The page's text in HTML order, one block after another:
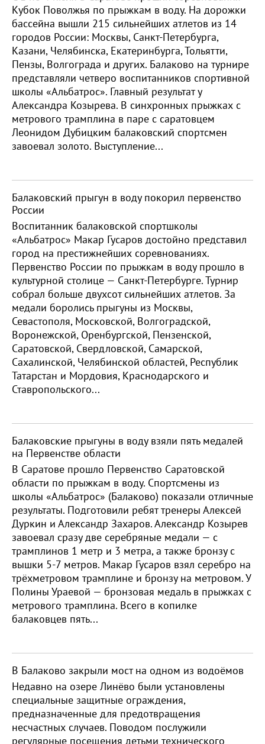
Кубок Поволжья по прыжкам в воду. На дорожки
бассейна вышли 215 сильнейших атлетов из 14
городов России: Москвы, Санкт-Петербурга,
Казани, Челябинска, Екатеринбурга, Тольятти,
Пензы, Волгограда и других. Балаково на турнире
представляли четверо воспитанников спортивной
школы «Альбатрос». Главный результат у
Александра Козырева. В синхронных прыжках с
метрового трамплина в паре с саратовцем
Леонидом Дубицким балаковский спортсмен
завоевал золото. Выступление...
Балаковский прыгун в воду покорил первенство
России
Воспитанник балаковской спортшколы
«Альбатрос» Макар Гусаров достойно представил
город на престижнейших соревнованиях.
Первенство России по прыжкам в воду прошло в
культурной столице — Санкт-Петербурге. Турнир
собрал больше двухсот сильнейших атлетов. За
медали боролись прыгуны из Москвы,
Севастополя, Московской, Волгоградской,
Воронежской, Оренбургской, Пензенской,
Саратовской, Свердловской, Самарской,
Сахалинской, Челябинской областей, Республик
Татарстан и Мордовия, Краснодарского и
Ставропольского...
Балаковские прыгуны в воду взяли пять медалей
на Первенстве области
В Саратове прошло Первенство Саратовской
области по прыжкам в воду. Спортсмены из
школы «Альбатрос» (Балаково) показали отличные
результаты. Подготовили ребят тренеры Алексей
Дуркин и Александр Захаров. Александр Козырев
завоевал сразу две серебряные медали — с
трамплинов 1 метр и 3 метра, а также бронзу с
вышки 5-7 метров. Макар Гусаров взял серебро на
трёхметровом трамплине и бронзу на метровом. У
Полины Ураевой — бронзовая медаль в прыжках с
метрового трамплина. Всего в копилке
балаковцев пять...
В Балаково закрыли мост на одном из водоёмов
Недавно на озере Линёво были установлены
специальные защитные ограждения,
предназначенные для предотвращения
несчастных случаев. Поводом послужили
регулярные посещения детьми технического